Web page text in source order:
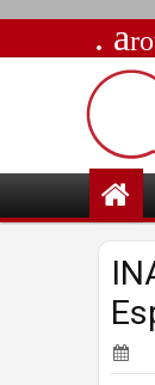
. a